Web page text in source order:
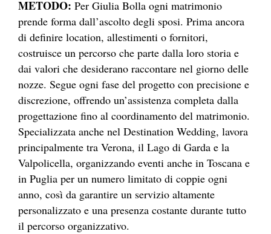
METODO: Per Giulia Bolla ogni matrimonio
prende forma dall’ascolto degli sposi. Prima ancora
di definire location, allestimenti o fornitori,
costruisce un percorso che parte dalla loro storia e
dai valori che desiderano raccontare nel giorno delle
nozze. Segue ogni fase del progetto con precisione e
discrezione, offrendo un’assistenza completa dalla
progettazione fino al coordinamento del matrimonio.
Specializzata anche nel Destination Wedding, lavora
principalmente tra Verona, il Lago di Garda e la
Valpolicella, organizzando eventi anche in Toscana e
in Puglia per un numero limitato di coppie ogni
anno, così da garantire un servizio altamente
personalizzato e una presenza costante durante tutto
il percorso organizzativo.